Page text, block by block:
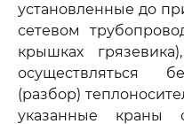
установленные до
сетевом
крышках
осуществляться
(разбор)
указанные краны